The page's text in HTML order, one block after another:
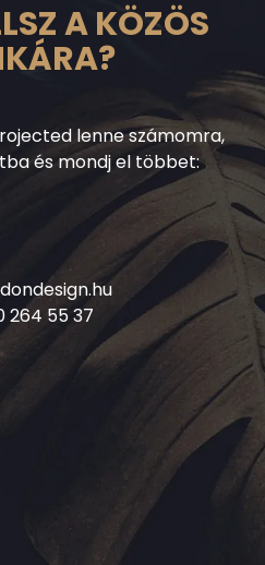
A KÖZÖS
lenne számomra,
és mondj el többet:
264 55 37